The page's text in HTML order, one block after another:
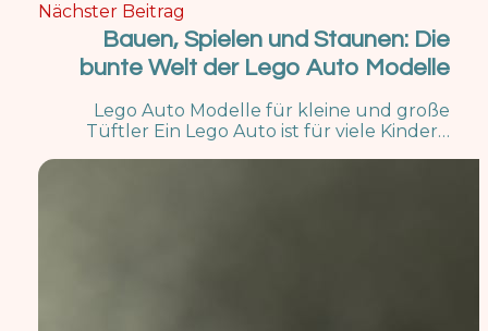
Nächster Beitrag
Bauen, Spielen und Staunen: Die
bunte Welt der Lego Auto Modelle
Lego Auto Modelle für kleine und große
Tüftler Ein Lego Auto ist für viele Kinder…